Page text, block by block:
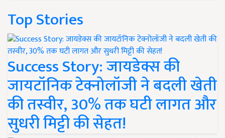
Top Stories
Success Story: जायडेक्स की
जायटॉनिक टेक्नोलॉजी ने बदली खेती
की तस्वीर, 30% तक घटी लागत और
सुधरी मिट्टी की सेहत!